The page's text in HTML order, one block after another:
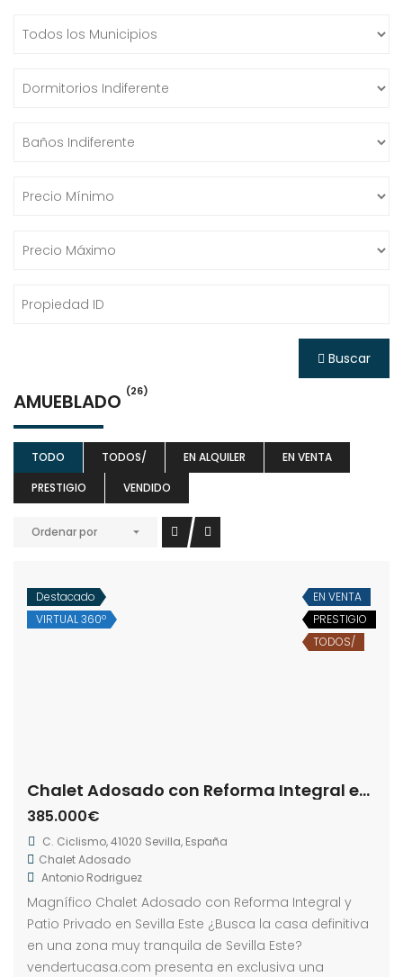
Buscar
AMUEBLADO (26)
TODO TODOS/ EN ALQUILER
EN VENTA
PRESTIGIO
VENDIDO
Ordenar por
Destacado
VIRTUAL 360º
EN VENTA
PRESTIGIO
TODOS/
Chalet Adosado con Reforma Integral en Sevilla Este
385.000€
C. Ciclismo, 41020 Sevilla, España
Chalet Adosado
Antonio Rodriguez
Magnífico Chalet Adosado con Reforma Integral y
Patio Privado en Sevilla Este ¿Busca la casa definitiva
en una zona muy tranquila de Sevilla Este?
vendertucasa.com presenta en exclusiva una